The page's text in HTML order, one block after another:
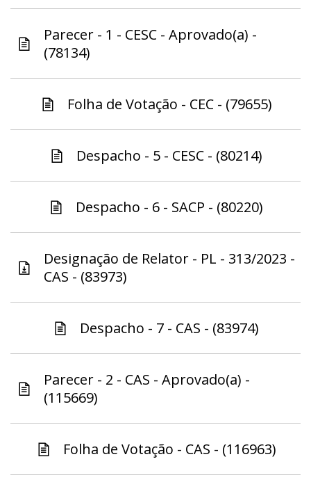
Parecer - 1 - CESC - Aprovado(a) -
(78134)
Folha de Votação - CEC - (79655)
Despacho - 5 - CESC - (80214)
Despacho - 6 - SACP - (80220)
Designação de Relator - PL - 313/2023 -
CAS - (83973)
Despacho - 7 - CAS - (83974)
Parecer - 2 - CAS - Aprovado(a) -
(115669)
Folha de Votação - CAS - (116963)